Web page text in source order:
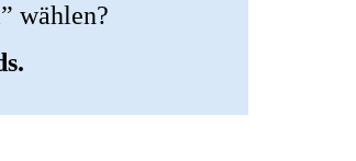
wählen?